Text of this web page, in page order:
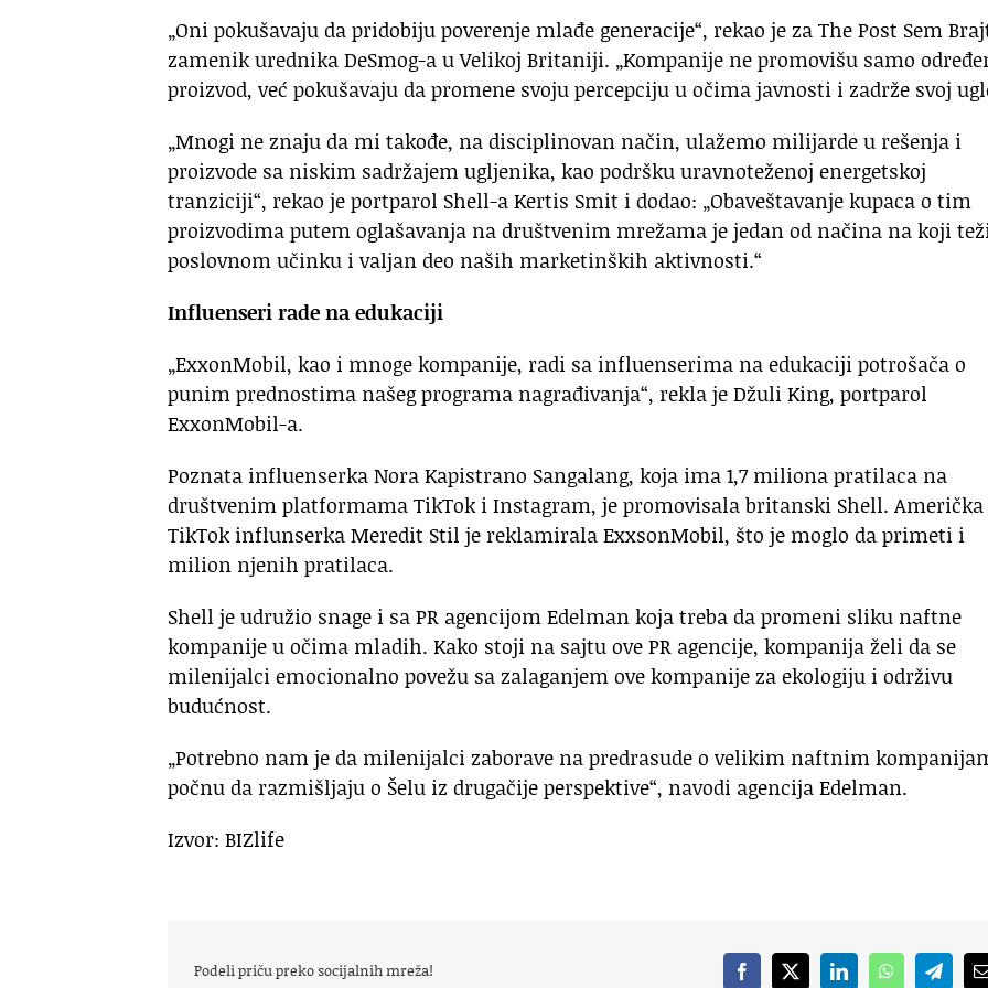
„Oni pokušavaju da pridobiju poverenje mlađe generacije“, rekao je za The Post Sem
zamenik urednika DeSmog-a u Velikoj Britaniji. „Kompanije ne promovišu samo
proizvod, već pokušavaju da promene svoju percepciju u očima javnosti i zadrže svoj
„Mnogi ne znaju da mi takođe, na disciplinovan način, ulažemo milijarde u rešenja i
proizvode sa niskim sadržajem ugljenika, kao podršku uravnoteženoj energetskoj
tranziciji“, rekao je portparol Shell-a Kertis Smit i dodao: „Obaveštavanje kupaca o tim
proizvodima putem oglašavanja na društvenim mrežama je jedan od načina na koji
poslovnom učinku i valjan deo naših marketinških aktivnosti.“
Influenseri rade na edukaciji
„ExxonMobil, kao i mnoge kompanije, radi sa influenserima na edukaciji potrošača o
punim prednostima našeg programa nagrađivanja“, rekla je Džuli King, portparol
ExxonMobil-a.
Poznata influenserka Nora Kapistrano Sangalang, koja ima 1,7 miliona pratilaca na
društvenim platformama TikTok i Instagram, je promovisala britanski Shell. Američka
TikTok influnserka Meredit Stil je reklamirala ExxsonMobil, što je moglo da primeti i
milion njenih pratilaca.
Shell je udružio snage i sa PR agencijom Edelman koja treba da promeni sliku naftne
kompanije u očima mladih. Kako stoji na sajtu ove PR agencije, kompanija želi da se
milenijalci emocionalno povežu sa zalaganjem ove kompanije za ekologiju i održivu
budućnost.
„Potrebno nam je da milenijalci zaborave na predrasude o velikim naftnim
počnu da razmišljaju o Šelu iz drugačije perspektive“, navodi agencija Edelman.
Izvor: BIZlife
Podeli priču preko socijalnih mreža! Facebook
X LinkedInWhatsApp